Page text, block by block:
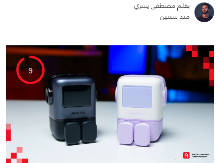
10251
0
0
بقلم مصطفى يسري
منذ سنتين
9